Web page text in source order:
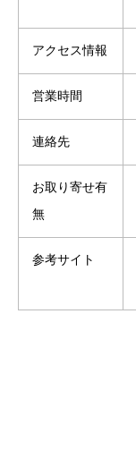
アクセス情報
営業時間
連絡先
お取り寄せ有
無
参考サイト